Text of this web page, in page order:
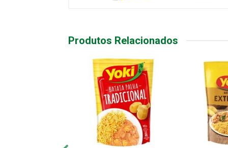
Produtos Relacionados